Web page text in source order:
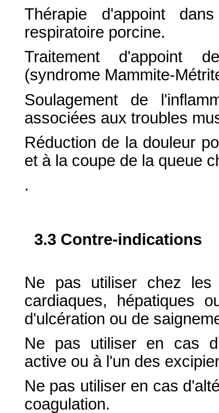
Thérapie d'appoint
respiratoire porcine.
Traitement d'appoint
(syndrome Mammite-
Soulagement de
associées aux troubles
Réduction de la douleur
et à la coupe de la queue
.
3.3 Contre-indications
Ne pas utiliser chez les
cardiaques, hépatiques
d'ulcération ou de
Ne pas utiliser en cas
active ou à l'un des
Ne pas utiliser en cas
coagulation.